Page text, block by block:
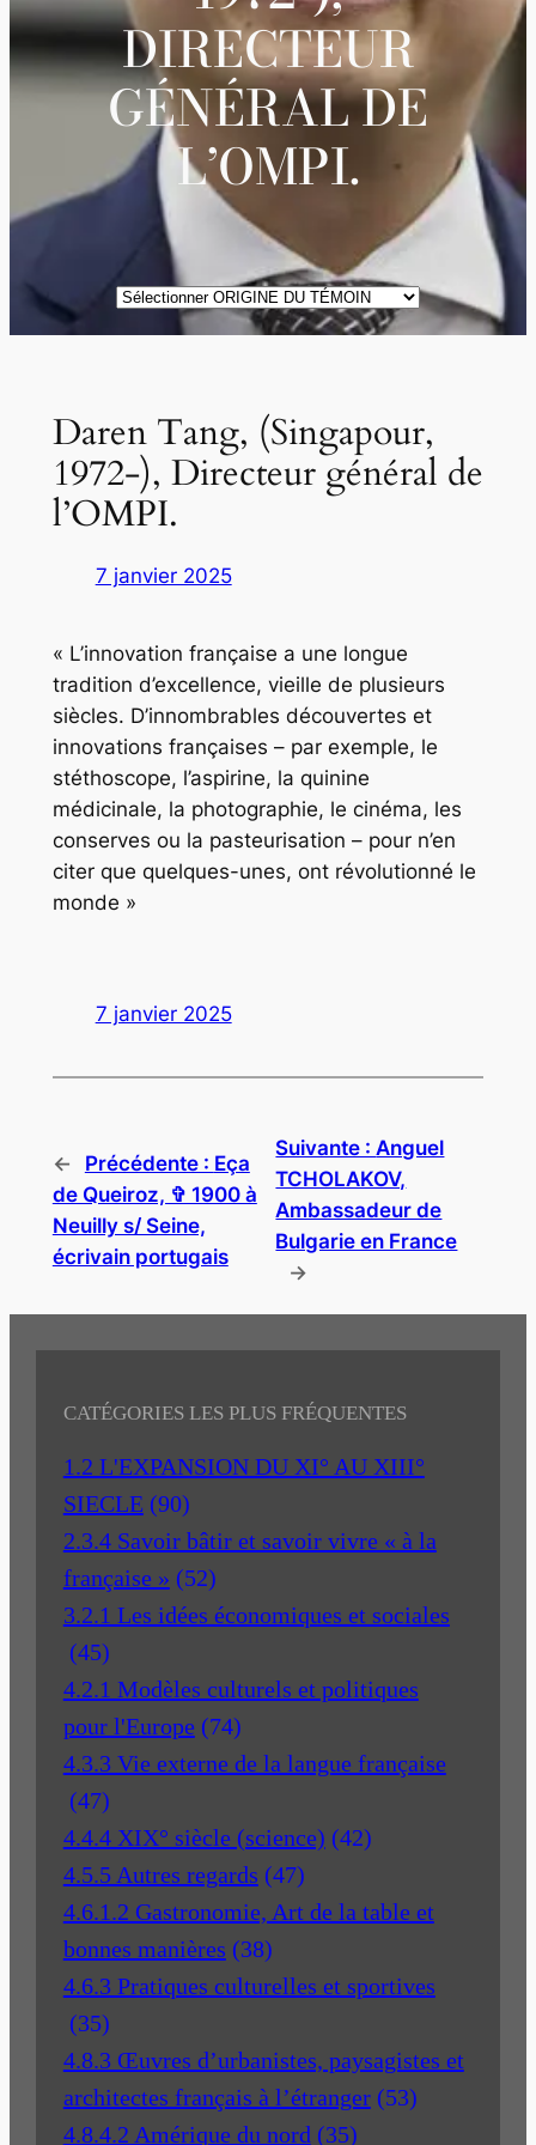
DIRECTEUR
GÉNÉRAL DE
L’OMPI.
ORIGINE
Daren Tang, (Singapour,
1972-), Directeur général de
l’OMPI.
7 janvier 2025
« L’innovation française a une longue
tradition d’excellence, vieille de plusieurs
siècles. D’innombrables découvertes et
innovations françaises – par exemple, le
stéthoscope, l’aspirine, la quinine
médicinale, la photographie, le cinéma, les
conserves ou la pasteurisation – pour n’en
citer que quelques-unes, ont révolutionné le
monde »
7 janvier 2025
← Précédente : Eça
de Queiroz, ✞ 1900 à
Neuilly s/ Seine,
écrivain portugais
Suivante :Anguel
TCHOLAKOV,
Ambassadeur de
Bulgarie en France
→
CATÉGORIES LES PLUS FRÉQUENTES
1.2 L'EXPANSION DU XI° AU XIII°
SIECLE (90)
2.3.4 Savoir bâtir et savoir vivre « à la
française » (52)
3.2.1 Les idées économiques et sociales
(45)
4.2.1 Modèles culturels et politiques
pour l'Europe (74)
4.3.3 Vie externe de la langue française
(47)
4.4.4 XIX° siècle (science) (42)
4.5.5 Autres regards (47)
4.6.1.2 Gastronomie, Art de la table et
bonnes manières (38)
4.6.3 Pratiques culturelles et sportives
(35)
4.8.3 Œuvres d’urbanistes, paysagistes et
architectes français à l’étranger (53)
4.8.4.2 Amérique du nord (35)